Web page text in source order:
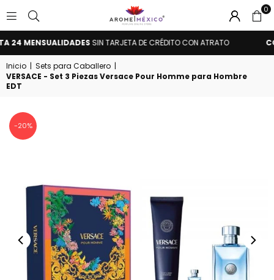
AROME
MÉXICO
0
SIN TARJETA DE CRÉDITO CON ATRATO
Inicio | Sets para Caballero |
VERSACE - Set 3 Piezas Versace Pour Homme para Hombre
EDT
-20%